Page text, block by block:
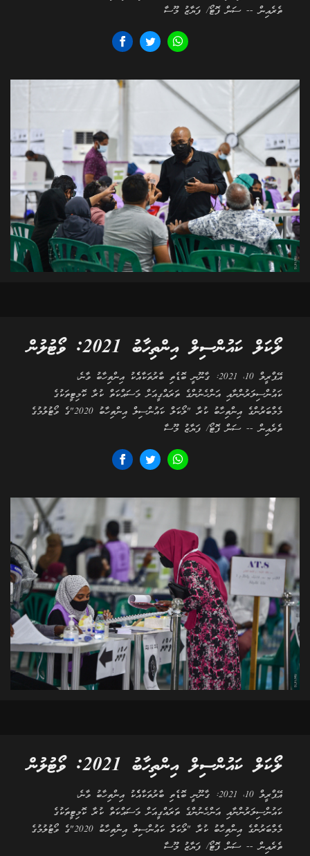
ތެރެއިން -- ސަން ފޮޓޯ/ ފަޔާޒު މޫސާ
ލޯކަލް ކައުންސިލް އިންތިހާބު 2021: ވޯޓުލުން
އޭޕްރީލް 10، 2021: ގާނޫނީ ބޮޑެތި ބާރުތަކާއެެކު އިންތިހާބު ވާނެ،
ކައުންސިލަރުންނާއި އަންހެނުންގެ ތަރައްގީއަށް މަސައްކަތް ކުރާ ކޮމިޓީތަކުގެ
މެމްބަރުންގެ އިންތިހާބު ކުރާ "ލޯކަލް ކައުންސިލް އިންތިހާބު 2020"ގެ ވޯޓުލުމުގެ
ތެރެއިން -- ސަން ފޮޓޯ/ ފަޔާޒު މޫސާ
ލޯކަލް ކައުންސިލް އިންތިހާބު 2021: ވޯޓުލުން
އޭޕްރީލް 10، 2021: ގާނޫނީ ބޮޑެތި ބާރުތަކާއެެކު އިންތިހާބު ވާނެ،
ކައުންސިލަރުންނާއި އަންހެނުންގެ ތަރައްގީއަށް މަސައްކަތް ކުރާ ކޮމިޓީތަކުގެ
މެމްބަރުންގެ އިންތިހާބު ކުރާ "ލޯކަލް ކައުންސިލް އިންތިހާބު 2020"ގެ ވޯޓުލުމުގެ
ތެރެއިން -- ސަން ފޮޓޯ/ ފަޔާޒު މޫސާ